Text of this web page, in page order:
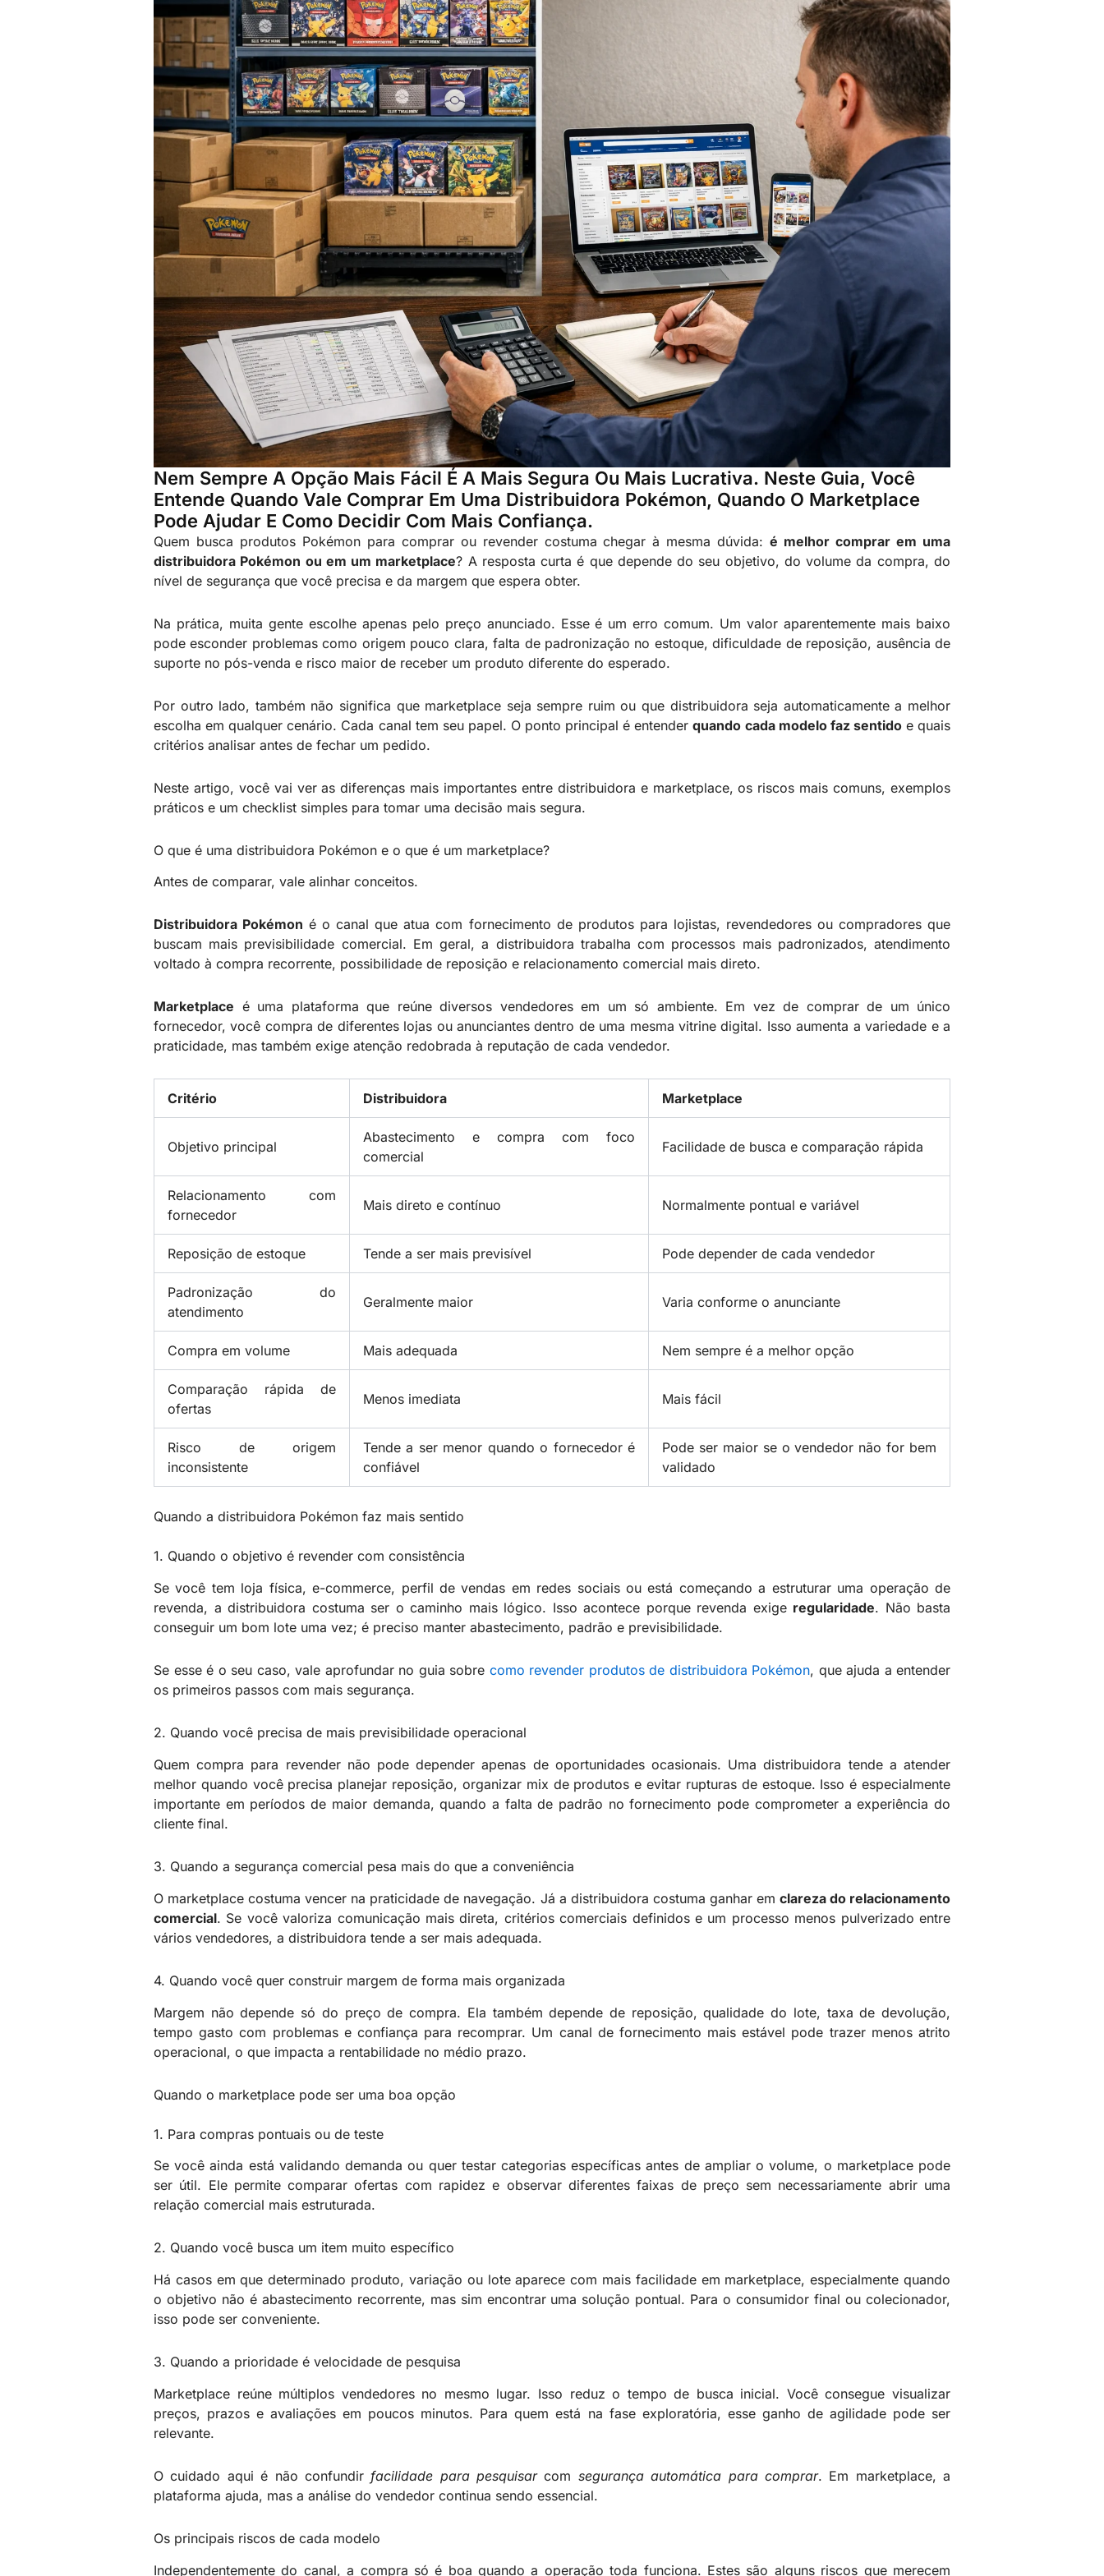
Nem Sempre A Opção Mais Fácil É A Mais Segura Ou Mais Lucrativa. Neste Guia, Você
Entende Quando Vale Comprar Em Uma Distribuidora Pokémon, Quando O Marketplace
Pode Ajudar E Como Decidir Com Mais Confiança.
Quem busca produtos Pokémon para comprar ou revender costuma chegar à mesma dúvida:é melhor comprar em uma
distribuidora Pokémon ou em um marketplace? A resposta curta é que depende do seu objetivo, do volume da compra, do
nível de segurança que você precisa e da margem que espera obter.
Na prática, muita gente escolhe apenas pelo preço anunciado. Esse é um erro comum. Um valor aparentemente mais baixo
pode esconder problemas como origem pouco clara, falta de padronização no estoque, dificuldade de reposição, ausência de
suporte no pós-venda e risco maior de receber um produto diferente do esperado.
Por outro lado, também não significa que marketplace seja sempre ruim ou que distribuidora seja automaticamente a melhor
escolha em qualquer cenário. Cada canal tem seu papel. O ponto principal é entenderquando cada modelo faz sentidoe quais
critérios analisar antes de fechar um pedido.
Neste artigo, você vai ver as diferenças mais importantes entre distribuidora e marketplace, os riscos mais comuns, exemplos
práticos e um checklist simples para tomar uma decisão mais segura.
O que é uma distribuidora Pokémon e o que é um marketplace?
Antes de comparar, vale alinhar conceitos.
Distribuidora Pokémon é o canal que atua com fornecimento de produtos para lojistas, revendedores ou compradores que
buscam mais previsibilidade comercial. Em geral, a distribuidora trabalha com processos mais padronizados, atendimento
voltado à compra recorrente, possibilidade de reposição e relacionamento comercial mais direto.
Marketplace é uma plataforma que reúne diversos vendedores em um só ambiente. Em vez de comprar de um único
fornecedor, você compra de diferentes lojas ou anunciantes dentro de uma mesma vitrine digital. Isso aumenta a variedade e a
praticidade, mas também exige atenção redobrada à reputação de cada vendedor.
Critério Distribuidora Marketplace
Objetivo principal
Abastecimento e compra com foco
comercial
Facilidade de busca e comparação rápida
Relacionamento com
fornecedor
Mais direto e contínuo Normalmente pontual e variável
Reposição de estoque Tende a ser mais previsível Pode depender de cada vendedor
Padronização do
atendimento
Geralmente maior Varia conforme o anunciante
Compra em volume Mais adequada Nem sempre é a melhor opção
Comparação rápida de
ofertas
Menos imediata Mais fácil
Risco de origem
inconsistente
Tende a ser menor quando o fornecedor é
confiável
Pode ser maior se o vendedor não for bem
validado
Quando a distribuidora Pokémon faz mais sentido
1. Quando o objetivo é revender com consistência
Se você tem loja física, e-commerce, perfil de vendas em redes sociais ou está começando a estruturar uma operação de
revenda, a distribuidora costuma ser o caminho mais lógico. Isso acontece porque revenda exige regularidade. Não basta
conseguir um bom lote uma vez; é preciso manter abastecimento, padrão e previsibilidade.
Se esse é o seu caso, vale aprofundar no guia sobre como revender produtos de distribuidora Pokémon, que ajuda a entender
os primeiros passos com mais segurança.
2. Quando você precisa de mais previsibilidade operacional
Quem compra para revender não pode depender apenas de oportunidades ocasionais. Uma distribuidora tende a atender
melhor quando você precisa planejar reposição, organizar mix de produtos e evitar rupturas de estoque. Isso é especialmente
importante em períodos de maior demanda, quando a falta de padrão no fornecimento pode comprometer a experiência do
cliente final.
3. Quando a segurança comercial pesa mais do que a conveniência
O marketplace costuma vencer na praticidade de navegação. Já a distribuidora costuma ganhar em clareza do relacionamento
comercial. Se você valoriza comunicação mais direta, critérios comerciais definidos e um processo menos pulverizado entre
vários vendedores, a distribuidora tende a ser mais adequada.
4. Quando você quer construir margem de forma mais organizada
Margem não depende só do preço de compra. Ela também depende de reposição, qualidade do lote, taxa de devolução,
tempo gasto com problemas e confiança para recomprar. Um canal de fornecimento mais estável pode trazer menos atrito
operacional, o que impacta a rentabilidade no médio prazo.
Quando o marketplace pode ser uma boa opção
1. Para compras pontuais ou de teste
Se você ainda está validando demanda ou quer testar categorias específicas antes de ampliar o volume, o marketplace pode
ser útil. Ele permite comparar ofertas com rapidez e observar diferentes faixas de preço sem necessariamente abrir uma
relação comercial mais estruturada.
2. Quando você busca um item muito específico
Há casos em que determinado produto, variação ou lote aparece com mais facilidade em marketplace, especialmente quando
o objetivo não é abastecimento recorrente, mas sim encontrar uma solução pontual. Para o consumidor final ou colecionador,
isso pode ser conveniente.
3. Quando a prioridade é velocidade de pesquisa
Marketplace reúne múltiplos vendedores no mesmo lugar. Isso reduz o tempo de busca inicial. Você consegue visualizar
preços, prazos e avaliações em poucos minutos. Para quem está na fase exploratória, esse ganho de agilidade pode ser
relevante.
O cuidado aqui é não confundirfacilidade para pesquisarcom segurança automática para comprar. Em marketplace, a
plataforma ajuda, mas a análise do vendedor continua sendo essencial.
Os principais riscos de cada modelo
Independentemente do canal, a compra só é boa quando a operação toda funciona. Estes são alguns riscos que merecem